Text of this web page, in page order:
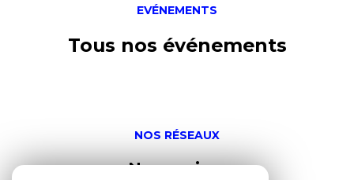
EVÉNEMENTS
Tous nos événements
NOS RÉSEAUX
Nous suivre